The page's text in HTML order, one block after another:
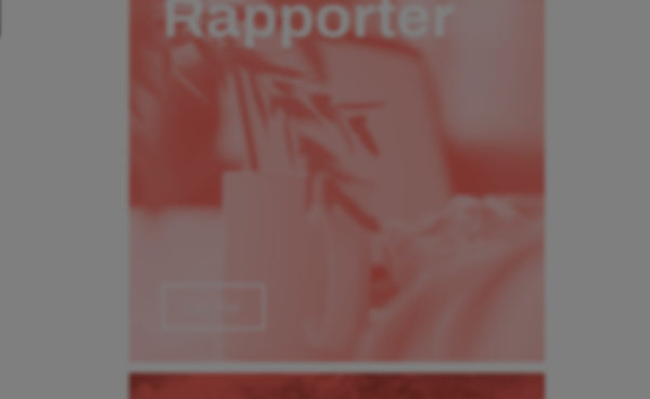
Rapporter